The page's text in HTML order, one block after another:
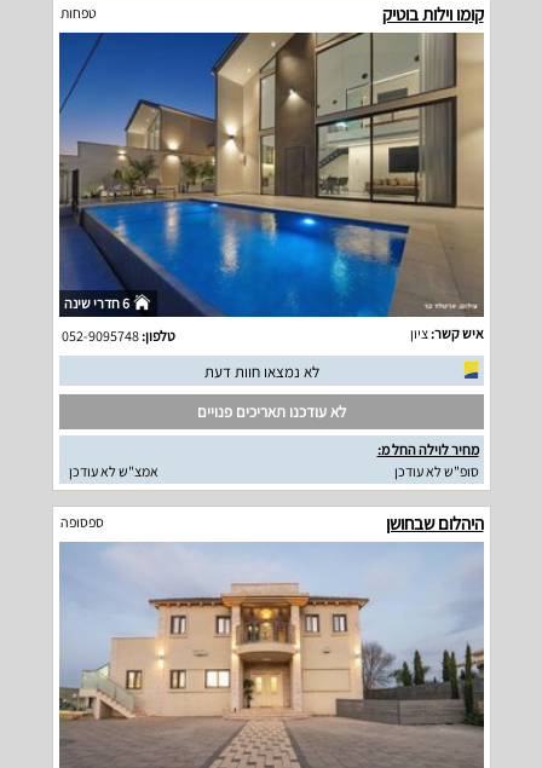
קומו וילות בוטיק טפחות
6 חדרי שינה
איש קשר:ציון טלפון:052-9095748
לא נמצאו חוות דעת
לא עודכנו תאריכים פנויים
מחיר לוילה החל מ:
סופ"ש לא עודכן
אמצ"ש לא עודכן
היהלום שבחושן ספסופה